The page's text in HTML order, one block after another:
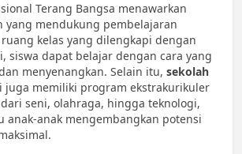
Terang Bangsa menawarkan
yang mendukung pembelajaran
kelas yang dilengkapi dengan
siswa dapat belajar dengan cara yang
menyenangkan. Selain itu, sekolah
juga memiliki program ekstrakurikuler
seni, olahraga, hingga teknologi,
anak-anak mengembangkan potensi